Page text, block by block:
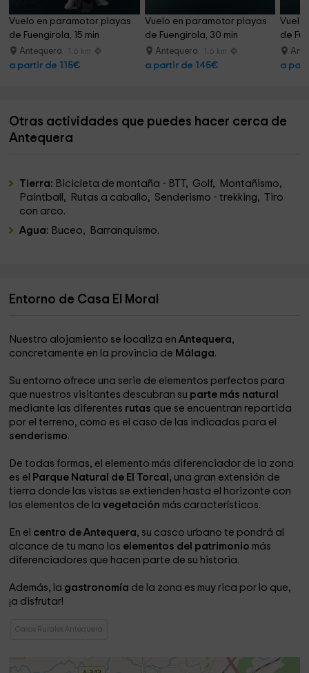
Vuelo en paramotor playas
de Fuengirola, 15 min
Antequera 1.6 km
a partir de 115€
Vuelo en paramotor playas
de Fuengirola, 30 min
Antequera 1.6 km
a partir de 145€
Vuelo
de
a
Otras actividades que puedes hacer cerca de
Antequera
Tierra: Bicicleta de montaña - BTT, Golf, Montañismo,
Paintball, Rutas a caballo, Senderismo - trekking, Tiro
con arco.
Agua: Buceo, Barranquismo.
Entorno de Casa El Moral
Nuestro alojamiento se localiza enAntequera,
concretamente en la provincia de Málaga.
Su entorno ofrece una serie de elementos perfectos para
que nuestros visitantes descubran su parte más natural
mediante las diferentes rutas que se encuentran repartida
por el terreno, como es el caso de las indicadas para el
senderismo.
De todas formas, el elemento más diferenciador de la zona
es el
Parque Natural de El Torcal, una gran extensión de
tierra donde las vistas se extienden hasta el horizonte con
los elementos de lavegetación más característicos.
En el centro de Antequera, su casco urbano te pondrá al
alcance de tu mano los elementos del patrimonio más
diferenciadores que hacen parte de su historia.
Además, la gastronomía de la zona es muy rica por lo que,
¡a disfrutar!
Casas Rurales Antequera